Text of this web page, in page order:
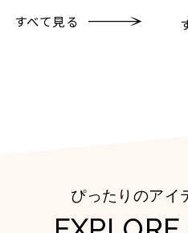
すべて見る
ぴったりのアイ